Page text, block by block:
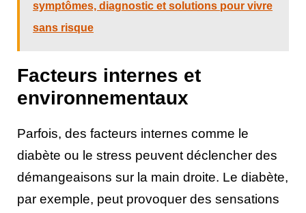
symptômes, diagnostic et solutions pour vivre
sans risque
Facteurs internes et
environnementaux
Parfois, des facteurs internes comme le
diabète ou le stress peuvent déclencher des
démangeaisons sur la main droite. Le diabète,
par exemple, peut provoquer des sensations